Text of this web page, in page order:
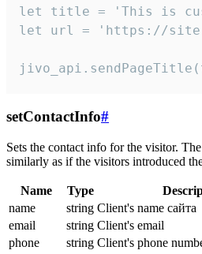
let title = 'This is
let url = 'https://
setContactInfo#
Sets the contact info for the visitor.
similarly as if the visitors introduced
Name Type
name
string Client's name сайта
email
string Client's email
phone
string Client's phone